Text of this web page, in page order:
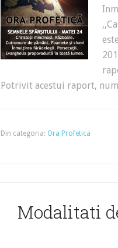
Potrivit acestui raport,
Din categoria: Ora Profetica
Modalitati